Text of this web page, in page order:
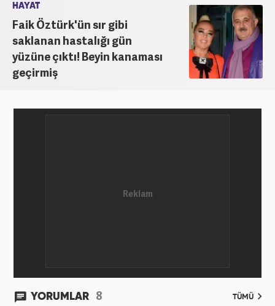
HAYAT
Faik Öztürk'ün sır gibi
saklanan hastalığı gün
yüzüne çıktı! Beyin kanaması
geçirmiş
YORUMLAR 8 TÜMÜ